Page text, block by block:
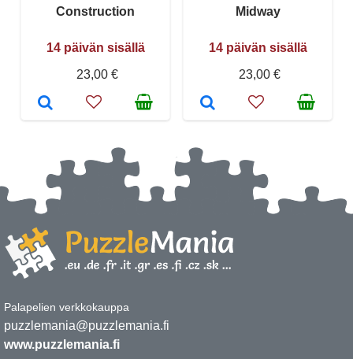
Construction
14 päivän sisällä
23,00 €
Midway
14 päivän sisällä
23,00 €
Palapelien verkkokauppa
puzzlemania@puzzlemania.fi
www.puzzlemania.fi